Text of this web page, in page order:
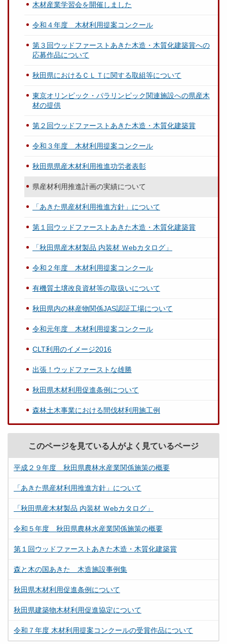
木材産業学習会を開催しました
令和４年度 木材利用提案コンクール
第３回ウッドファーストあきた木造・木質化建築賞への
応募作品について
秋田県におけるＣＬＴに関する取組等について
東京オリンピック・パラリンピック関連施設への県産木
材の提供
第２回ウッドファーストあきた木造・木質化建築賞
令和３年度 木材利用提案コンクール
秋田県県産木材利用推進功労者表彰
県産材利用推進計画の実績について
「あきた県産材利用推進方針」について
第１回ウッドファーストあきた木造・木質化建築賞
「秋田県産木材製品 内装材 Ｗebカタログ」
令和２年度 木材利用提案コンクール
有機質土壌改良資材等の取扱いについて
秋田県内の林産物関係JAS認証工場について
令和元年度 木材利用提案コンクール
CLT利用のイメージ2016
出張！ウッドファーストな雄勝
秋田県木材利用促進条例について
森林土木事業における間伐材利用施工例
このページを見ている人がよく見ているページ
平成２９年度 秋田県農林水産業関係施策の概要
「あきた県産材利用推進方針」について
「秋田県産木材製品 内装材 Ｗebカタログ」
令和５年度 秋田県農林水産業関係施策の概要
第１回ウッドファーストあきた木造・木質化建築賞
森と木の国あきた 木造施設事例集
秋田県木材利用促進条例について
秋田県建築物木材利用促進協定について
令和７年度 木材利用提案コンクールの受賞作品について